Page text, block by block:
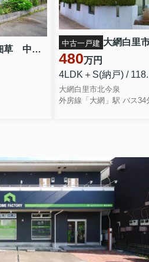
大網白里市細草 中古戸建
中古一戸建
480万円
4LDK＋S(納戸) /
大網白里市北今泉